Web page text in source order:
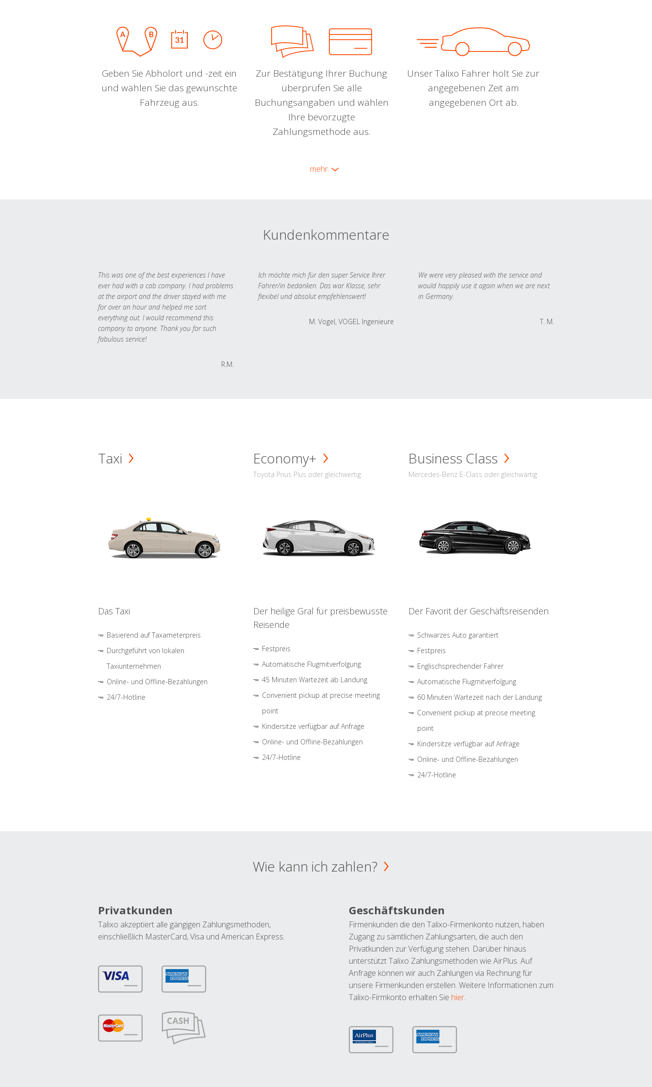
Geben Sie Abholort und -zeit ein
und wählen Sie das gewünschte
Fahrzeug aus.
Zur Bestätigung Ihrer Buchung
überprüfen Sie alle
Buchungsangaben und wählen
Ihre bevorzugte
Zahlungsmethode aus.
Unser Talixo Fahrer holt Sie zur
angegebenen Zeit am
angegebenen Ort ab.
mehr
Kundenkommentare
This was one of the best experiences I have
ever had with a cab company. I had problems
at the airport and the driver stayed with me
for over an hour and helped me sort
everything out. I would recommend this
company to anyone. Thank you for such
fabulous service!
R.M.
Ich möchte mich für den super Service Ihrer
Fahrer/in bedanken. Das war Klasse, sehr
flexibel und absolut empfehlenswert!
M. Vogel, VOGEL Ingenieure
We were very pleased with the service and
would happily use it again when we are next
in Germany.
T. M.
Taxi
Das Taxi
Basierend auf Taxameterpreis
Durchgeführt von lokalen
Taxiunternehmen
Online- und Offline-Bezahlungen
24/7-Hotline
Economy+
Toyota Prius Plus oder gleichwertig
Der heilige Gral für preisbewusste
Reisende
Festpreis
Automatische Flugmitverfolgung
45 Minuten Wartezeit ab Landung
Convenient pickup at precise meeting
point
Kindersitze verfügbar auf Anfrage
Online- und Offline-Bezahlungen
24/7-Hotline
Business Class
Mercedes-Benz E-Class oder gleichwärtig
Der Favorit der Geschäftsreisenden
Schwarzes Auto garantiert
Festpreis
Englischsprechender Fahrer
Automatische Flugmitverfolgung
60 Minuten Wartezeit nach der Landung
Convenient pickup at precise meeting
point
Kindersitze verfügbar auf Anfrage
Online- und Offline-Bezahlungen
24/7-Hotline
Wie kann ich zahlen?
Privatkunden
Talixo akzeptiert alle gängigen Zahlungsmethoden,
einschließlich MasterCard, Visa und American Express.
Geschäftskunden
Firmenkunden die den Talixo-Firmenkonto nutzen, haben
Zugang zu sämtlichen Zahlungsarten, die auch den
Privatkunden zur Verfügung stehen. Darüber hinaus
unterstützt Talixo Zahlungsmethoden wie AirPlus. Auf
Anfrage können wir auch Zahlungen via Rechnung für
unsere Firmenkunden erstellen. Weitere Informationen zum
Talixo-Firmkonto erhalten Sie hier.